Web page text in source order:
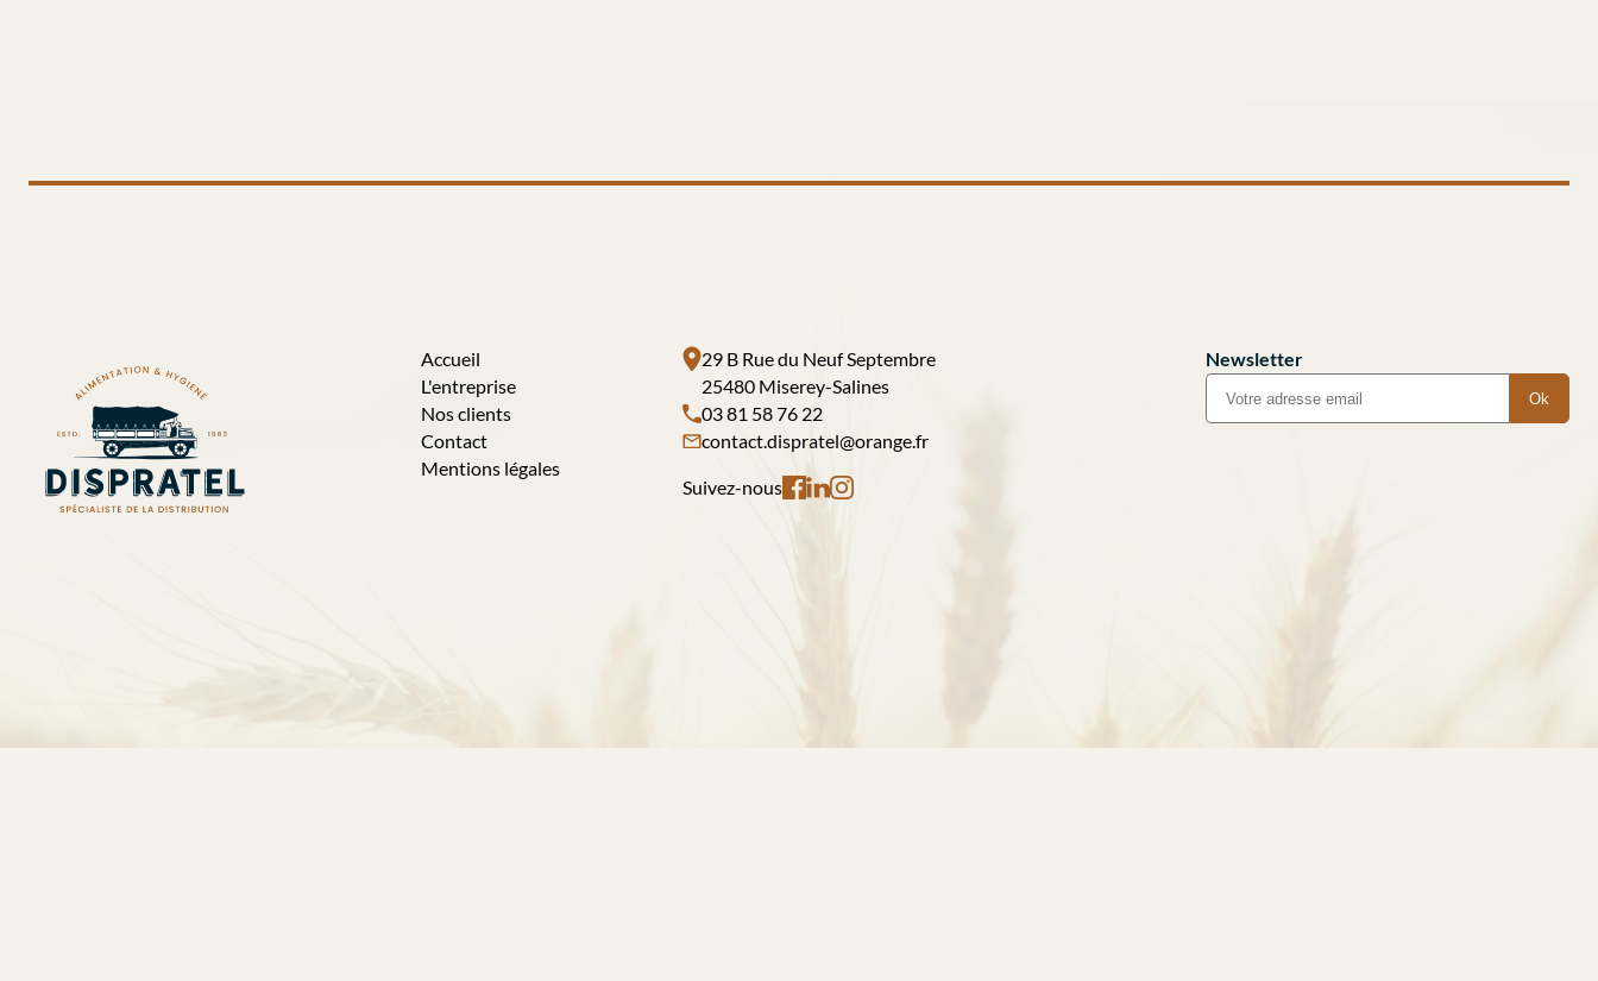
Accueil
L'entreprise
Nos clients
Contact
Mentions légales
29 B Rue du Neuf Septembre
25480 Miserey-Salines
03 81 58 76 22
contact.dispratel@orange.fr
Suivez-nous
Newsletter
Ok